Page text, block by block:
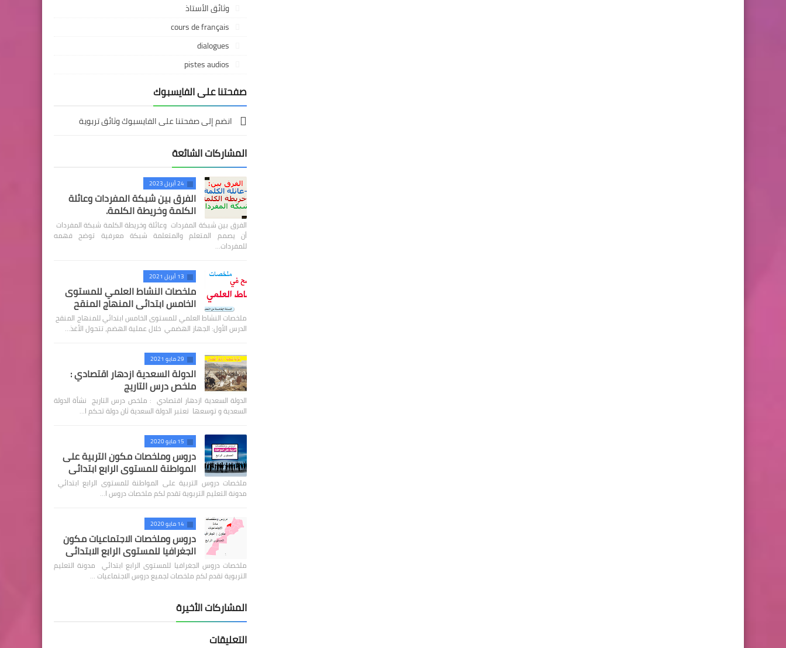
وثائق الأستاذ
cours de français
dialogues
pistes audios
صفحتنا على الفايسبوك
انضم إلى صفحتنا على الفايسبوك وثائق تربوية
المشاركات الشائعة
24 أبريل 2023
الفرق بين شبكة المفردات وعائلة
الكلمة وخريطة الكلمة.
الفرق بين شبكة المفردات وعائلة وخريطة الكلمة شبكة المفردات
أن يصمم المتعلم والمتعلمة شبكة معرفية توضح فهمه
للمفردات…
13 أبريل 2021
ملخصات النشاط العلمي للمستوى
الخامس ابتدائي المنهاج المنقح
ملخصات النشاط العلمي للمستوى الخامس ابتدائي للمنهاج المنقح
الدرس الأول: الجهاز الهضمي خلال عملية الهضم، تتحول الأغذ…
29 مايو 2021
الدولة السعدية ازدهار اقتصادي :
ملخص درس التاريج
الدولة السعدية ازدهار اقتصادي : ملخص درس التاريج نشأة الدولة
السعدية و توسعها تعتبر الدولة السعدية ثان دولة تحكم ا…
15 مايو 2020
دروس وملخصات مكون التربية على
المواطنة للمستوى الرابع ابتدائي
ملخصات دروس التربية على المواطنة للمستوى الرابع ابتدائي
مدونة التعليم التربوية تقدم لكم ملخصات دروس ا…
14 مايو 2020
دروس وملخصات الاجتماعيات مكون
الجغرافيا للمستوى الرابع الابتدائي
ملخصات دروس الجغرافيا للمستوى الرابع ابتدائي مدونة التعليم
التربوية تقدم لكم ملخصات لجميع دروس الاجتماعيات …
المشاركات الأخيرة
التعليقات